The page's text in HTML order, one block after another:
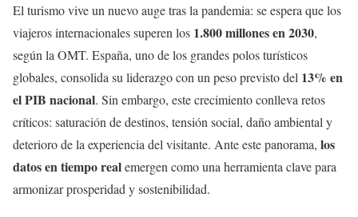
El turismo vive un nuevo auge tras la pandemia: se espera que los
viajeros internacionales superen los 1.800 millones en 2030,
según la OMT. España, uno de los grandes polos turísticos
globales, consolida su liderazgo con un peso previsto del 13% en
el PIB nacional. Sin embargo, este crecimiento conlleva retos
críticos: saturación de destinos, tensión social, daño ambiental y
deterioro de la experiencia del visitante. Ante este panorama, los
datos en tiempo realemergen como una herramienta clave para
armonizar prosperidad y sostenibilidad.